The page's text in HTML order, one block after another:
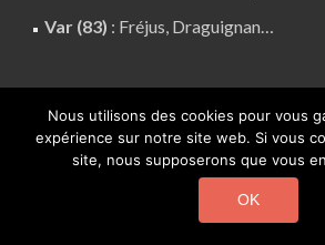
Var (83) : Fréjus, Draguignan…
OCCITANIE
Nous utilisons des cookies pour vous
expérience sur notre site web. Si vous
site, nous supposerons que vous
OK